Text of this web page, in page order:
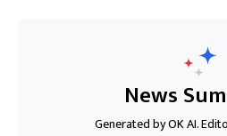
News
Generated by OK AI.